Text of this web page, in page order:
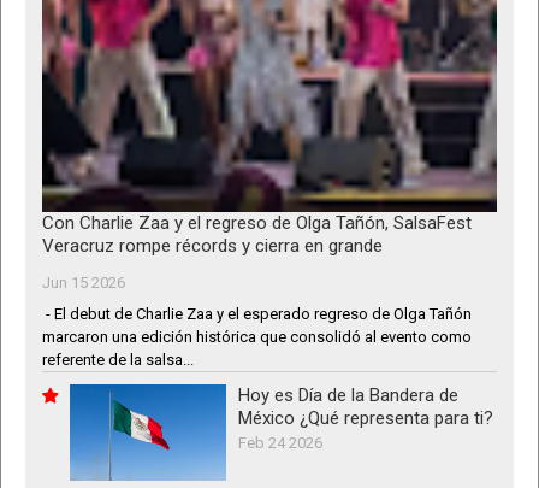
Con Charlie Zaa y el regreso de Olga Tañón, SalsaFest
Veracruz rompe récords y cierra en grande
Jun 15 2026
- El debut de Charlie Zaa y el esperado regreso de Olga Tañón
marcaron una edición histórica que consolidó al evento como
referente de la salsa...
Hoy es Día de la Bandera de
México ¿Qué representa para ti?
Feb 24 2026